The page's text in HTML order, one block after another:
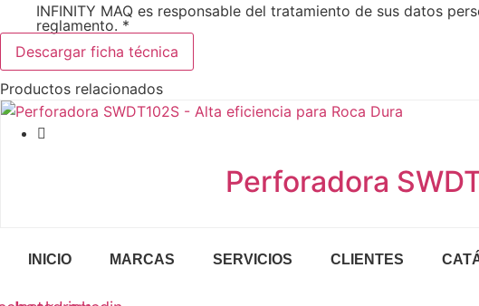
INFINITY MAQ es responsable del tratamiento de sus datos
reglamento. *
Descargar ficha técnica
Productos relacionados
Perforadora
INICIO MARCAS SERVICIOS CLIENTES